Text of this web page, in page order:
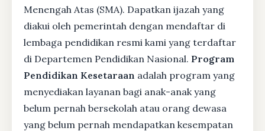
Menengah Atas (SMA). Dapatkan ijazah yang
diakui oleh pemerintah dengan mendaftar di
lembaga pendidikan resmi kami yang terdaftar
di Departemen Pendidikan Nasional. Program
Pendidikan Kesetaraan adalah program yang
menyediakan layanan bagi anak-anak yang
belum pernah bersekolah atau orang dewasa
yang belum pernah mendapatkan kesempatan